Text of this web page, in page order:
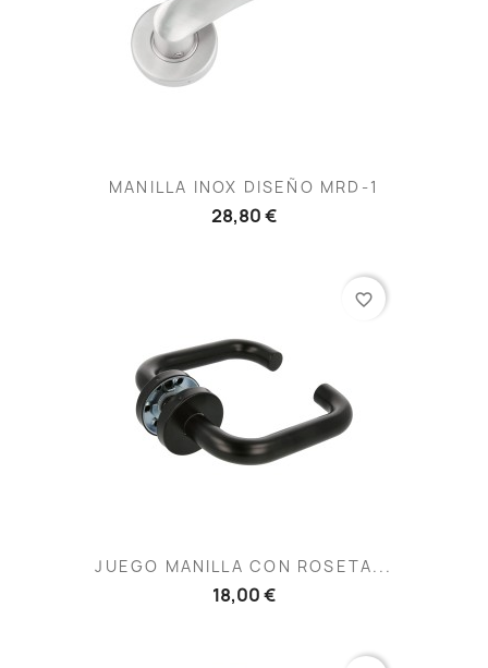
MANILLA INOX DISEÑO MRD-1
28,80 €
JUEGO MANILLA CON ROSETA...
18,00 €
favorite_border